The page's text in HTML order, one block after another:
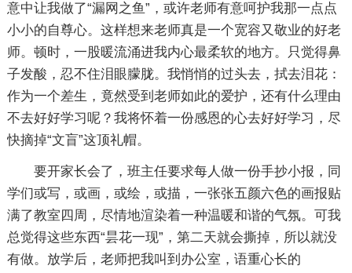
意中让我做了“漏网之鱼”，或许老师有意呵护我那一点点
小小的自尊心。这样想来老师真是一个宽容又敬业的好老
师。顿时，一股暖流涌进我内心最柔软的地方。只觉得鼻
子发酸，忍不住泪眼朦胧。我悄悄的过头去，拭去泪花：
作为一个差生，竟然受到老师如此的爱护，还有什么理由
不去好好学习呢？我将怀着一份感恩的心去好好学习，尽
快摘掉“文盲”这顶礼帽。
要开家长会了，班主任要求每人做一份手抄小报，同
学们或写，或画，或绘，或描，一张张五颜六色的画报贴
满了教室四周，尽情地渲染着一种温暖和谐的气氛。可我
总觉得这些东西“昙花一现”，第二天就会撕掉，所以就没
有做。放学后，老师把我叫到办公室，语重心长的